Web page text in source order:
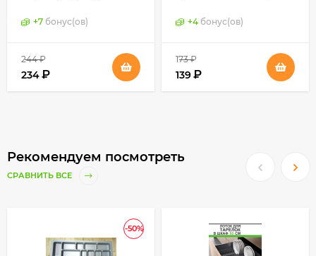
Германия
+7 бонус(ов)
244 ₽
234₽
выдвижных ящиков,
Германия
+4 бонус(ов)
173 ₽
139₽
Рекомендуем посмотреть
СРАВНИТЬ ВСЕ
-50%